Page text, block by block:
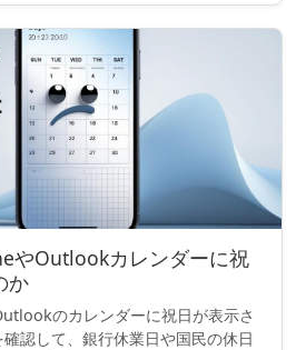
やOutlookカレンダーに祝
か
のカレンダーに祝日が表示さ
認して、銀行休業日や国民の休日